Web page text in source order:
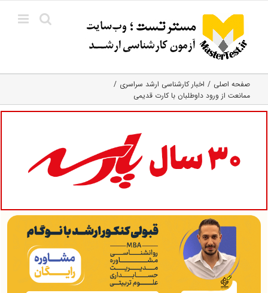
content
صفحه اصلی
اخبار کارشناسی ارشد سراسری
ممانعت از ورود داوطلبان با کارت قدیمی